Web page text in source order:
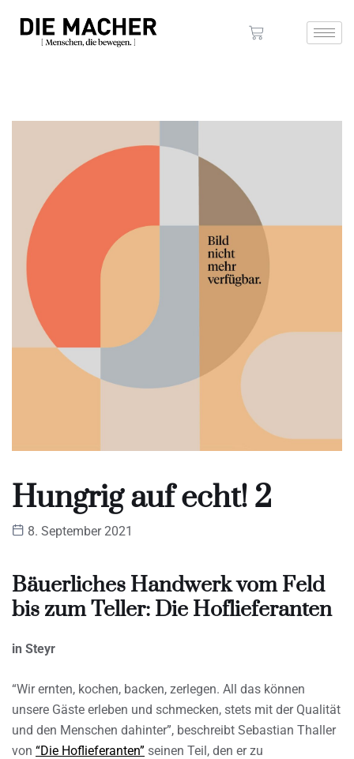
Hungrig auf echt! 2
8. September 2021
Bäuerliches Handwerk vom Feld
bis zum Teller: Die Hoflieferanten
in Steyr
“Wir ernten, kochen, backen, zerlegen. All das können
unsere Gäste erleben und schmecken, stets mit der Qualität
und den Menschen dahinter”, beschreibt Sebastian Thaller
von “Die Hoflieferanten” seinen Teil, den er zu